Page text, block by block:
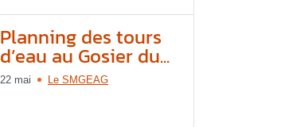
Planning des tours
d’eau au Gosier du...
22 mai Le SMGEAG